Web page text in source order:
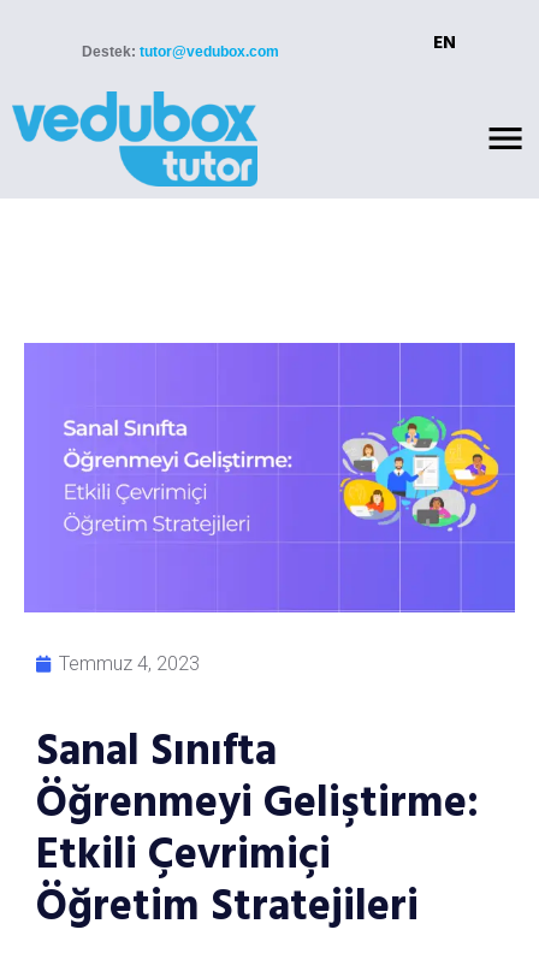
Destek:tutor@vedubox.com EN
Temmuz 4, 2023
Sanal Sınıfta
Öğrenmeyi Geliştirme:
Etkili Çevrimiçi
Öğretim Stratejileri